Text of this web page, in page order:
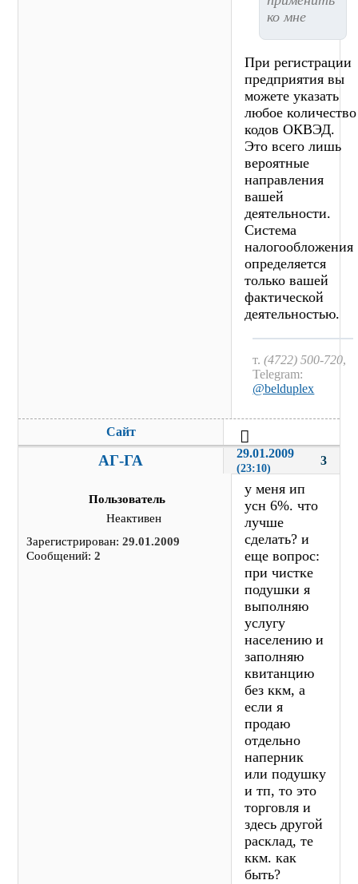
ко мне
При регистрации
предприятия вы
можете указать
любое количество
кодов ОКВЭД.
Это всего лишь
вероятные
направления
вашей
деятельности.
Система
налогообложения
определяется
только вашей
фактической
деятельностью.
т.(4722) 500-720,
Telegram:
@belduplex
Сайт
3
АГ-ГА 29.01.2009
(23:10)
Пользователь
Неактивен
Зарегистрирован:29.01.2009
Сообщений:2
у меня ип
усн 6%. что
лучше
сделать? и
еще вопрос:
при чистке
подушки я
выполняю
услугу
населению и
заполняю
квитанцию
без ккм, а
если я
продаю
отдельно
наперник
или подушку
и тп, то это
торговля и
здесь другой
расклад, те
ккм. как
быть?